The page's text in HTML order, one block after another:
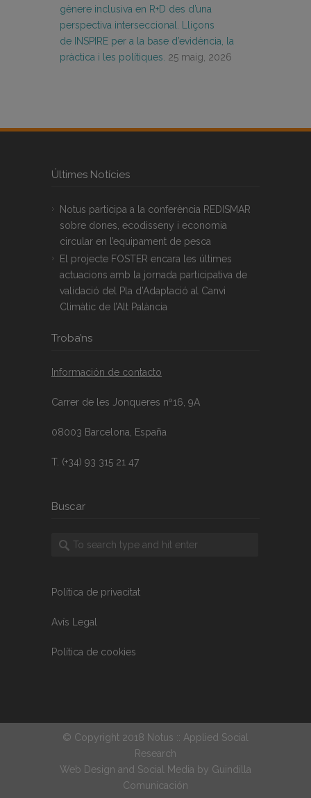
gènere inclusiva en R+D des d’una
perspectiva interseccional. Lliçons
de INSPIRE per a la base d’evidència, la
pràctica i les polítiques. 25 maig, 2026
Últimes Notícies
Notus participa a la conferència REDISMAR
sobre dones, ecodisseny i economia
circular en l’equipament de pesca
El projecte FOSTER encara les últimes
actuacions amb la jornada participativa de
validació del Pla d’Adaptació al Canvi
Climàtic de l’Alt Palància
Troba’ns
Información de contacto
Carrer de les Jonqueres nº16, 9A
08003 Barcelona, España
T. (+34) 93 315 21 47
Buscar
Política de privacitat
Avís Legal
Política de cookies
© Copyright 2018 Notus :: Applied Social
Research
Web Design and Social Media by Guindilla
Comunicación